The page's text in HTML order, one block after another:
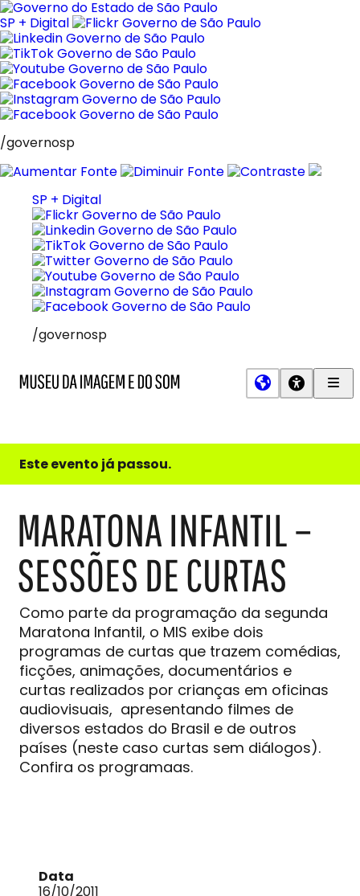
Pular
para
o
conteúdo
SP + Digital
/governosp
SP + Digital
/governosp
e
do
Este evento já passou.
MARATONA INFANTIL –
SESSÕES DE CURTAS
Como parte da programação da segunda
Maratona Infantil, o MIS exibe dois
programas de curtas que trazem comédias,
ficções, animações, documentários e
curtas realizados por crianças em oficinas
audiovisuais, apresentando filmes de
diversos estados do Brasil e de outros
países (neste caso curtas sem diálogos).
Confira os programaas.
Data
16/10/2011